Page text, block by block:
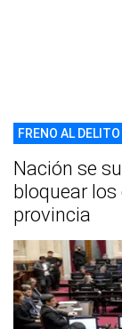
FRENO AL DELITO
Nación se
bloquear los
provincia